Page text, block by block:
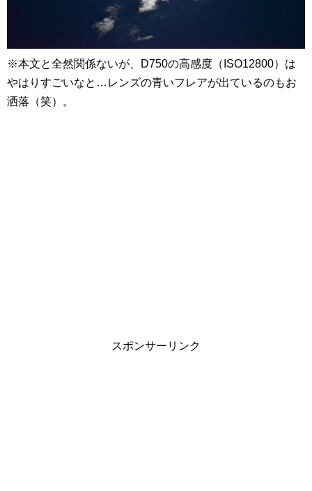
※本文と全然関係ないが、D750の高感度（ISO12800）は
やはりすごいなと…レンズの青いフレアが出ているのもお
洒落（笑）。
スポンサーリンク